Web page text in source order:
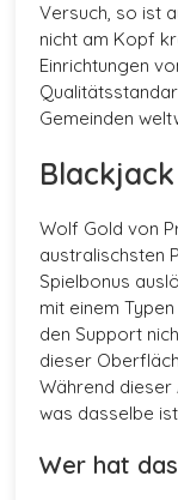
Versuch, so ist
nicht am Kopf
Einrichtungen
Gemeinden
Wolf Gold von
australischsten
Spielbonus
mit einem
den Support
dieser
Während dieser
was dasselbe
Wer hat